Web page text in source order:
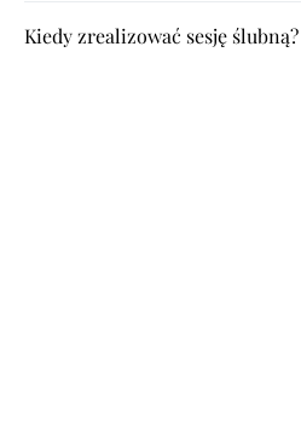
Kiedy zrealizować sesję ślubną?